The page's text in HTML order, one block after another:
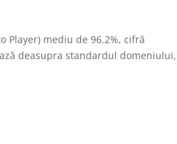
Player) mediu de 96.2%, cifră
deasupra standardul domeniului,